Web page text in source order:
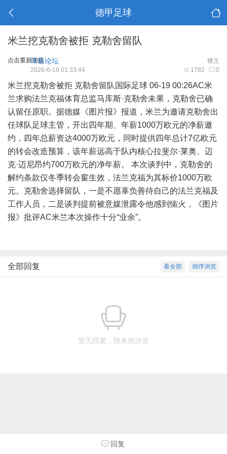
德甲足球
米兰挖克勒舍被拒 克勒舍留队
点击重新加载 楼主
球迷论坛
1782 0
2026-6-19 01:33:44
米兰挖克勒舍被拒 克勒舍留队国际足球 06-19 00:26AC米
兰求购法兰克福体育总监马库斯·克勒舍未果，克勒舍已确
认留任原职。据德媒《图片报》报道，米兰为邀请克勒舍出
任球队足球主管，开出四年期、年薪1000万欧元的净薪邀
约，四年总薪资达4000万欧元，同时提供四年总计7亿欧元
的转会改造预算，该年薪远高于队内核心拉斐尔·莱奥、迈
克·迈尼昂约700万欧元的净年薪。 本次谈判中，克勒舍的
解约条款仅冬季转会窗生效，法兰克福为其标价1000万欧
元。克勒舍选择留队，一是不愿辜负善待自己的法兰克福及
工作人员，二是谈判提前被意媒泄露令他感到恼火，《图片
报》批评AC米兰本次操作十分“业余”。
倒序浏览
看全部
全部回复
暂无回复，快来抢沙发
回复